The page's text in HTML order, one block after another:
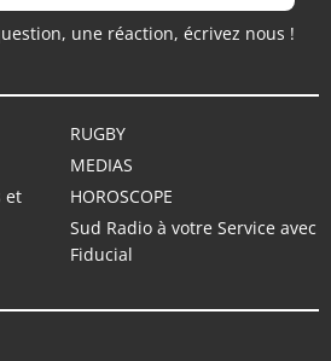
une réaction, écrivez nous !
RUGBY
MEDIAS
et
HOROSCOPE
Sud Radio à votre Service avec
Fiducial